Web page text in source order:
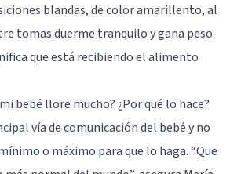
blandas, de color amarillento, al
tomas duerme tranquilo y gana peso
que está recibiendo el alimento
bebé llore mucho? ¿Por qué lo hace?
vía de comunicación del bebé y no
o máximo para que lo haga. “Que